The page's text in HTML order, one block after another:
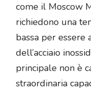
come il Moscow
richiedono una
bassa per essere
dell’acciaio
principale non è
straordinaria